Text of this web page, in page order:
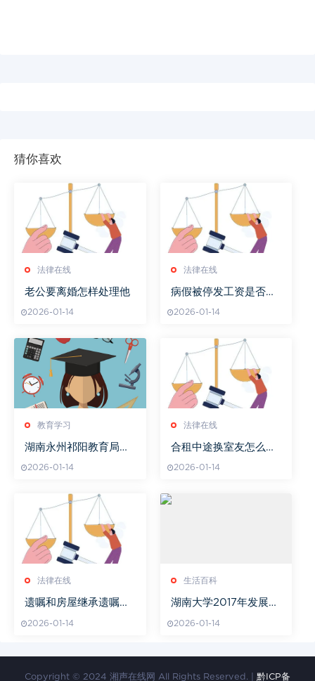
猜你喜欢
法律在线
老公要离婚怎样处理他
2026-01-14
法律在线
病假被停发工资是否违
2026-01-14
教育学习
湖南永州祁阳教育局电
2026-01-14
法律在线
合租中途换室友怎么签
2026-01-14
法律在线
遗嘱和房屋继承遗嘱有
2026-01-14
生活百科
湖南大学2017年发展成
园变革解读
2026-01-14
Copyright © 2024 湘声在线网 All Rights Reserved. | 黔ICP备